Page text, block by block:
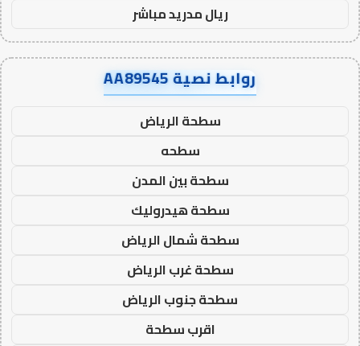
ريال مدريد مباشر
روابط نصية AA89545
سطحة الرياض
سطحه
سطحة بين المدن
سطحة هيدروليك
سطحة شمال الرياض
سطحة غرب الرياض
سطحة جنوب الرياض
اقرب سطحة